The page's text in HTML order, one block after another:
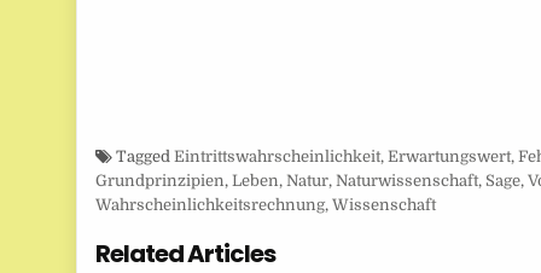
TaggedEintrittswahrscheinlichkeit,Erwartungswert,
Grundprinzipien,Leben,Natur,Naturwissenschaft, Sage,
Wahrscheinlichkeitsrechnung,Wissenschaft
Related Articles